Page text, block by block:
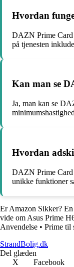
Hvordan
DAZN Prime Card
på tjenesten
Kan man se
Ja, man kan se
Hvordan
DAZN Prime Card
unikke funktioner
Er Amazon Sikker?
vide om Asus Prime
Anvendelse • Prime til
StrandBolig.dk
Del glæden
X
Facebook